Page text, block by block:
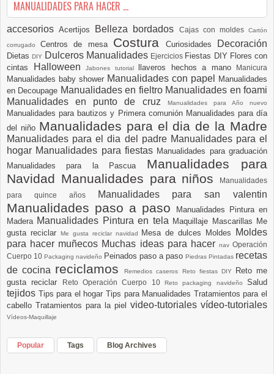
MANUALIDADES PARA HACER ...
accesoriosAcertijos Belleza bordados Cajas con moldesCartón
corrugadoCentros de mesa Costura Curiosidades Decoración
DietasDIY Dulceros Manualidades Ejercicios Fiestas DIY Flores con
cintas
Halloween Jabones tutorial llaveros hechos a mano Manicura
Manualidades baby shower Manualidades con papel
Manualidades
en Decoupage Manualidades en fieltro Manualidades en foami
Manualidades en punto de cruz
Manualidades para Año nuevo
Manualidades para bautizos y Primera comunión Manualidades para día
del niño Manualidades para el dia de la Madre
Manualidades para el dia del padre Manualidades para el
hogar Manualidades para fiestas Manualidades para graduación
Manualidades para la Pascua Manualidades para
Navidad Manualidades para niños
Manualidades
para quince años
Manualidades para san valentin
Manualidades paso a paso
Manualidades Pintura en
Madera Manualidades Pintura en tela Maquillaje Mascarillas Me
gusta reciclar
Me gusta reciclar navidad Mesa de dulces Moldes
Moldes
para hacer muñecos Muchas ideas para hacer nav Operación
Cuerpo 10 Packaging navideño Peinados paso a paso Piedras Pintadas recetas
de cocina reciclamosRemedios caseros Reto fiestas DIY
Reto me
gusta reciclar
Reto Operación Cuerpo 10Reto packaging navideñoSalud
tejidos Tips para el hogarTips para Manualidades Tratamientos para el
cabello Tratamientos para la piel video-tutoriales vídeo-tutoriales
Vídeos-Maquillaje
Popular Tags Blog Archives